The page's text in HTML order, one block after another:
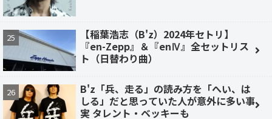
【稲葉浩志（B'z）2024年セトリ】
『en-Zepp』＆『enⅣ』全セットリス
ト（日替わり曲）
B'z「兵、走る」の読み方を「へい、は
しる」だと思っていた人が意外に多い事
実 タレント・ベッキーも